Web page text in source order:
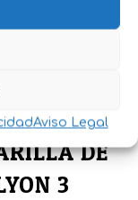
Aviso Legal
DE
3